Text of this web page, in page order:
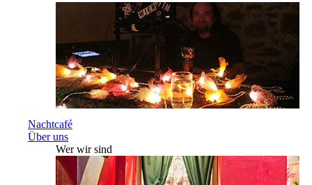
Nachtcafé
Über uns
Wer wir sind